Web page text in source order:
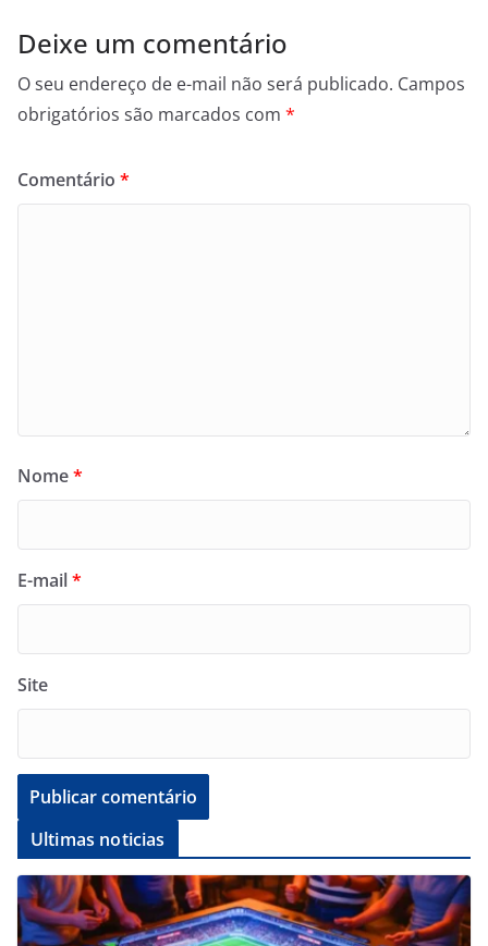
Deixe um comentário
O seu endereço de e-mail não será publicado. Campos
obrigatórios são marcados com *
Comentário *
Nome*
E-mail*
Site
Ultimas noticias